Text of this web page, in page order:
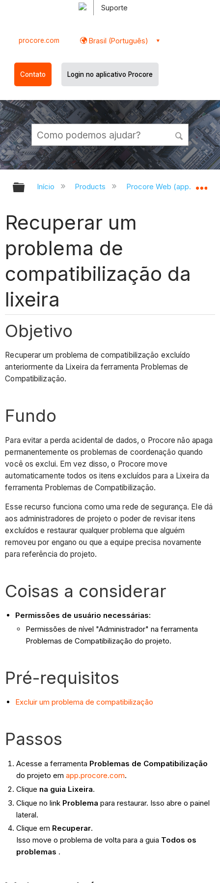
Suporte
procore.com Brasil (Português)
Contato Login no aplicativo Procore
Expandir/recolher hierarquia
Início Products Procore Web
Recuperar um
problema de
compatibilização da
lixeira
Objetivo
Recuperar um problema de compatibilização excluído
anteriormente da Lixeira da ferramenta Problemas de
Compatibilização.
Fundo
Para evitar a perda acidental de dados, o Procore não apaga
permanentemente os problemas de coordenação quando
você os exclui. Em vez disso, o Procore move
automaticamente todos os itens excluídos para a Lixeira da
ferramenta Problemas de Compatibilização.
Esse recurso funciona como uma rede de segurança. Ele dá
aos administradores de projeto o poder de revisar itens
excluídos e restaurar qualquer problema que alguém
removeu por engano ou que a equipe precisa novamente
para referência do projeto.
Coisas a considerar
Permissões de usuário necessárias:
Permissões de nível "Administrador" na ferramenta
Problemas de Compatibilização do projeto.
Pré-requisitos
Excluir um problema de compatibilização
Passos
Acesse a ferramenta Problemas de Compatibilização
do projeto em app.procore.com.
Clique na guia Lixeira.
Clique no link Problema para restaurar. Isso abre o painel
lateral.
Clique em Recuperar.
Isso move o problema de volta para a guia Todos os
problemas .